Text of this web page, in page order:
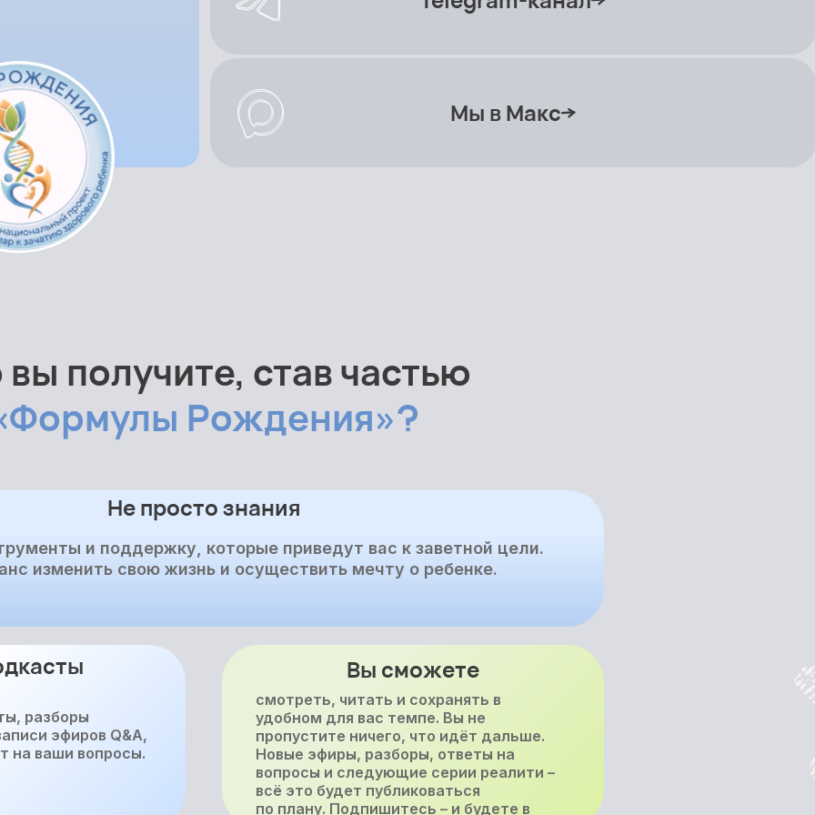
Мы в Макс
смотреть, читать и сохранять в
удобном для вас темпе. Вы не
пропустите ничего, что идёт дальше.
Новые эфиры, разборы, ответы на
вопросы и следующие серии реалити –
всё это будет публиковаться
по плану. Подпишитесь – и будете в
Вы сможете
разборы
эфиров Q&A,
на ваши вопросы.
и поддержку, которые приведут вас к заветной цели.
изменить свою жизнь и осуществить мечту о ребенке.
Не просто знания
Рождения»?
получите, став частью